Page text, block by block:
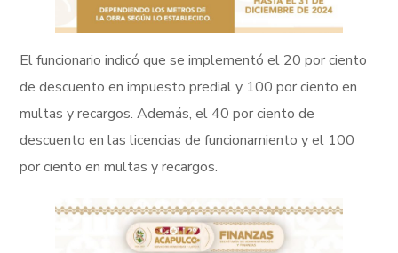
El funcionario indicó que se implementó el 20 por ciento
de descuento en impuesto predial y 100 por ciento en
multas y recargos. Además, el 40 por ciento de
descuento en las licencias de funcionamiento y el 100
por ciento en multas y recargos.